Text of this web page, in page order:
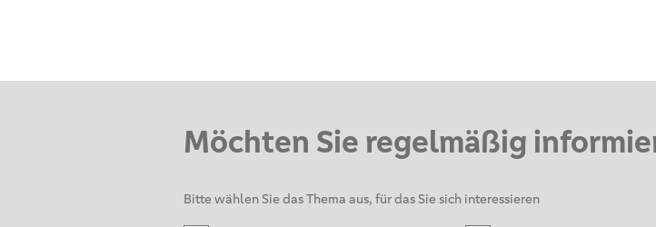
Möchten Sie regelmäßig
Bitte wählen Sie das Thema aus, für das Sie sich interessieren